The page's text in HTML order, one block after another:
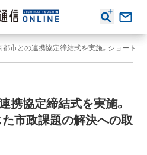
TikTok、京都市との連携協定締結式を実施。ショート動画を通じた市政課題の解決への取り組みを強化！
携協定締結式を実施。
市政課題の解決への取